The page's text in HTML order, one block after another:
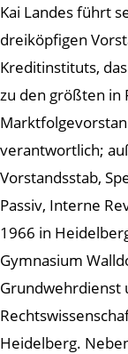
Kai Landes führt
dreiköpfigen
Kreditinstituts,
zu den größten in
verantwortlich;
Vorstandsstab,
Passiv, Interne
1966 in
Gymnasium
Grundwehrdienst
Heidelberg.